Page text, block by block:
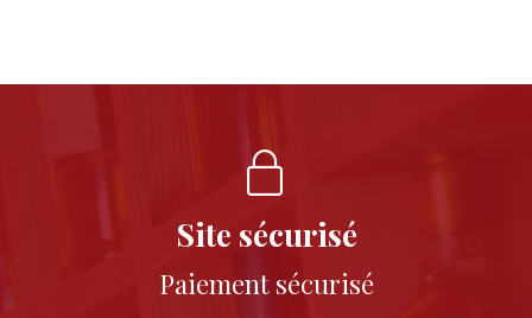
Site sécurisé
Paiement sécurisé